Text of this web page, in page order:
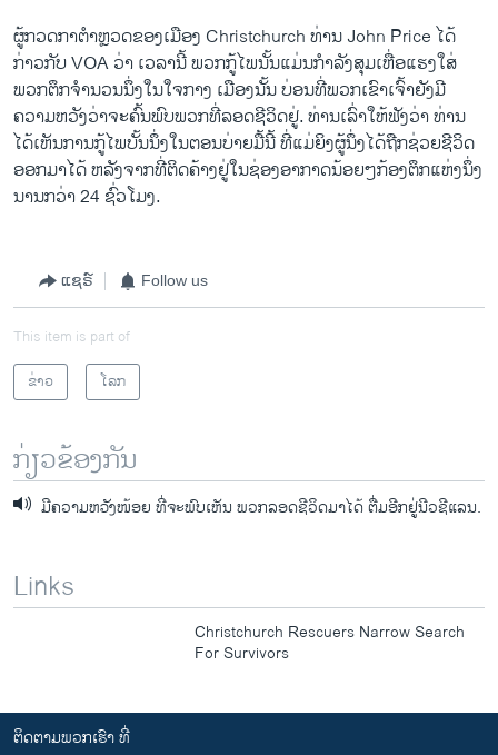
ຜູ້ກວດກາຕໍາຫຼວດຂອງເມືອງ Christchurch ທ່ານ John Price ໄດ້
ກ່າວກັບ VOA ວ່າ ​ເວລາ​ນີ້ ພວກກູ້ໄພນັ້ນແມ່ນກໍາລັງສຸມ​ເຫື່ອ​ແຮງໃສ່
ພວກຕຶກຈໍານວນ​ນຶ່ງໃນ​ໃຈກາງ ເມືອງນັ້ນ ບ່ອນ​ທີ່ພວກເຂົາເຈົ້າຍັງມີ
ຄວາມຫວັງວ່າຈະຄົ້ນ​ພົບພວກທີ່ລອດຊີວິດຢູ່. ທ່ານ​ເລົ່າໃຫ້ຟັງວ່າ ທ່ານ​
ໄດ້​ເຫັນການກູ້​ໄພ​ບັ້ນ​ນຶ່ງ​ໃນຕອນບ່າຍມື້​ນີ້ ທີ່ແມ່ຍິງຜູ້ນຶ່ງ​ໄດ້​ຖືກ​ຊ່ວຍ​ຊີວິດ​
ອອກ​ມາ​ໄດ້ ຫລັງ​ຈາກທີ່ຕິດຄ້າງຢູ່ໃນຊ່ອງອາກາດນ້ອຍໆກ້ອງຕຶກ​ແຫ່ງ​ນຶ່ງ
ນານກວ່າ 24 ຊົ່ວໂມງ.
ແຊຣ໌ Follow us
This item is part of
ຂ່າວ
ໂລກ
ກ່ຽວຂ້ອງກັນ
ມີຄວາມຫວັງໜ້ອຍ ທີ່ຈະພົບເຫັນ ພວກລອດຊີວິດມາໄດ້ ຕື່ມອີກຢູ່ນີວຊີແລນ.
Links
Christchurch Rescuers Narrow Search
For Survivors
ຕິດຕາມພວກເຮົາ ທີ່